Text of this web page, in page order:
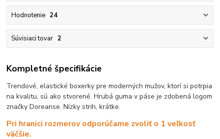
Hodnotenie 24
Súvisiaci tovar 2
Kompletné špecifikácie
Trendové, elastické boxerky pre moderných mužov, ktorí si potrpia
na kvalitu, sú ako stvorené. Hrubá guma v páse je zdobená logom
značky Doreanse. Nízky strih, krátke.
Pri hranici rozmerov odporúčame zvoliť o 1 veľkosť
väčšie.